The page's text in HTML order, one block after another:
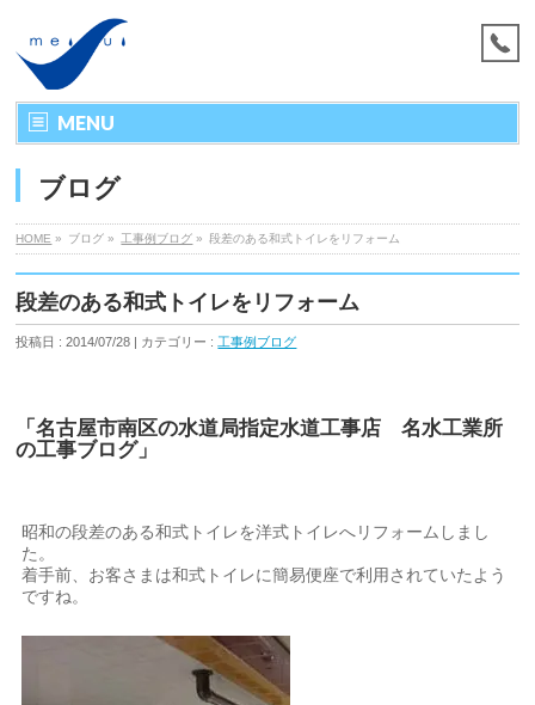
MENU
ブログ
HOME » ブログ » 工事例ブログ » 段差のある和式トイレをリフォーム
段差のある和式トイレをリフォーム
投稿日 : 2014/07/28 | カテゴリー : 工事例ブログ
「名古屋市南区の水道局指定水道工事店 名水工業所
の工事ブログ」
昭和の段差のある和式トイレを洋式トイレへリフォームしまし
た。
着手前、お客さまは和式トイレに簡易便座で利用されていたよう
ですね。